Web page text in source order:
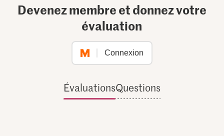
Devenez membre et donnez votre
évaluation
Connexion
ÉvaluationsQuestions